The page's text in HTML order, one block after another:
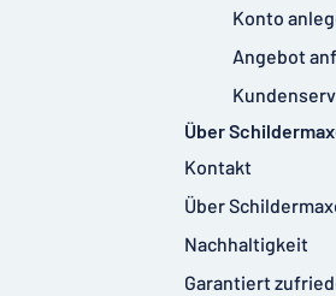
Konto
Angebot
Über
Kontakt
Über
Nachhaltigkeit
Garantiert